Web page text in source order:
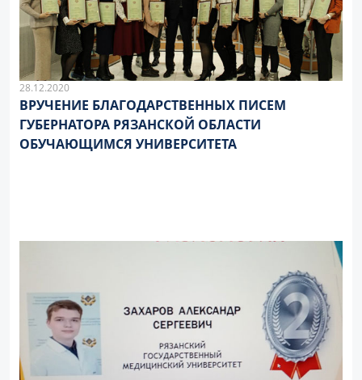
28.12.2020
ВРУЧЕНИЕ БЛАГОДАРСТВЕННЫХ ПИСЕМ
ГУБЕРНАТОРА РЯЗАНСКОЙ ОБЛАСТИ
ОБУЧАЮЩИМСЯ УНИВЕРСИТЕТА